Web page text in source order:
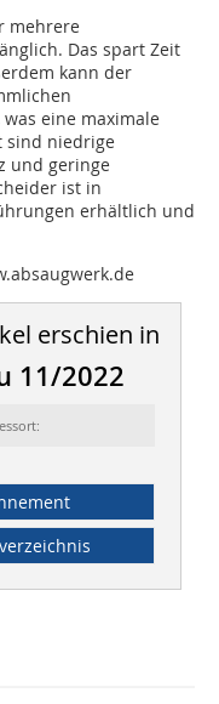
mehrere
Das spart Zeit
kann der
eine maximale
sind niedrige
und geringe
ist in
erhältlich und
erschien in
11/2022